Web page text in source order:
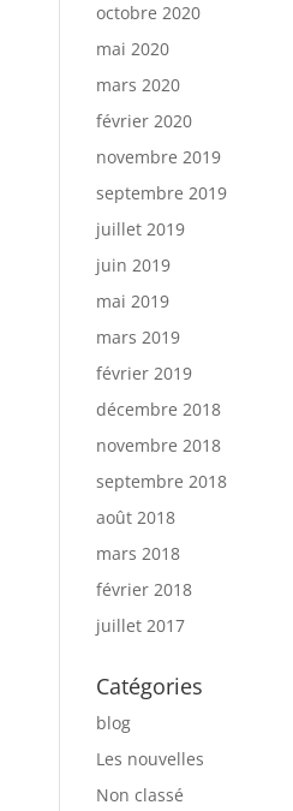
octobre 2020
mai 2020
mars 2020
février 2020
novembre 2019
septembre 2019
juillet 2019
juin 2019
mai 2019
mars 2019
février 2019
décembre 2018
novembre 2018
septembre 2018
août 2018
mars 2018
février 2018
juillet 2017
Catégories
blog
Les nouvelles
Non classé